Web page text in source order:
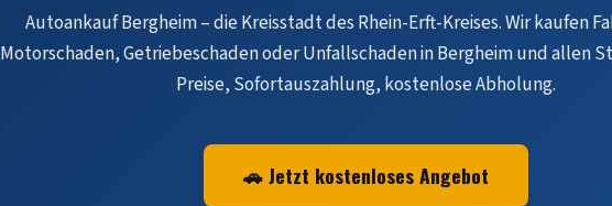
Autoankauf Bergheim – die Kreisstadt des Rhein-Erft-Kreises. Wir kaufen
Motorschaden, Getriebeschaden oder Unfallschaden in Bergheim und allen
Preise, Sofortauszahlung, kostenlose Abholung.
🚗 Jetzt kostenloses Angebot